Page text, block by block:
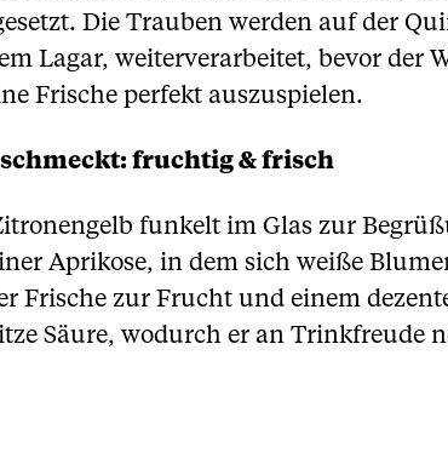
Die Trauben werden auf der
Lagar, weiterverarbeitet, bevor der
Frische perfekt auszuspielen.
schmeckt: fruchtig & frisch
funkelt im Glas zur
Aprikose, in dem sich weiße
Frische zur Frucht und einem
Säure, wodurch er an Trinkfreude